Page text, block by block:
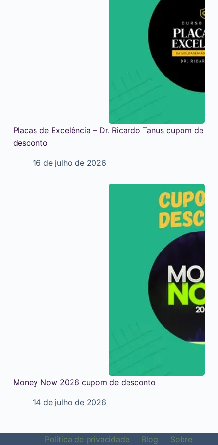
Placas de Excelência – Dr. Ricardo Tanus cupom de
desconto
16 de julho de 2026
Money Now 2026 cupom de desconto
14 de julho de 2026
Política de privacidade Blog Sobre